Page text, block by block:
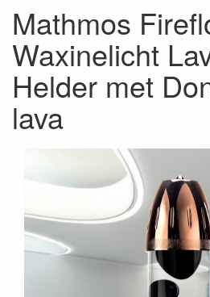
Mathmos
Waxinelicht
Helder met
lava